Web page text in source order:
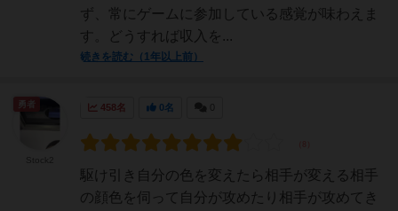
ず、常にゲームに参加している感覚が味わえま
す。どうすれば収入を...
続きを読む（1年以上前）
458名 0名
駆け引き自分の色を変えたら相手が変える相手
の顔色を伺って自分が攻めたり相手が攻めてき